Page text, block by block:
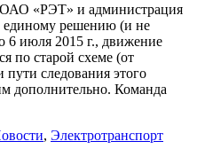
ОАО «РЭТ» и администрация
единому решению (и не
6 июля 2015 г., движение
по старой схеме (от
следования этого
дополнительно. Команда
, Электротранспорт